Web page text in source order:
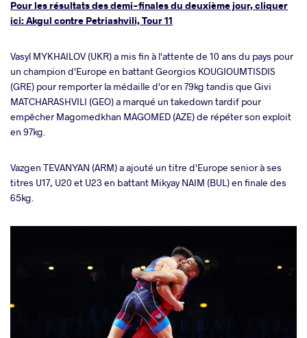
Pour les résultats des demi-finales du deuxième jour, cliquer
ici: Akgul contre Petriashvili, Tour 11
Vasyl MYKHAILOV (UKR) a mis fin à l'attente de 10 ans du pays pour
un champion d'Europe en battant Georgios KOUGIOUMTISDIS
(GRE) pour remporter la médaille d'or en 79kg tandis que Givi
MATCHARASHVILI (GEO) a marqué un takedown tardif pour
empêcher Magomedkhan MAGOMED (AZE) de répéter son exploit
en 97kg.
Vazgen TEVANYAN (ARM) a ajouté un titre d'Europe senior à ses
titres U17, U20 et U23 en battant Mikyay NAIM (BUL) en finale des
65kg.